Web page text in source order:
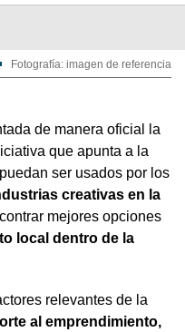
Fotografía: imagen de referencia
de manera oficial la
que apunta a la
ser usados por los
creativas en la
mejores opciones
local dentro de la
relevantes de la
al emprendimiento,